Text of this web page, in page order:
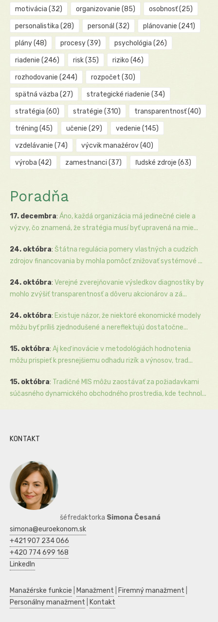
motivácia (32) organizovanie (85) osobnosť(25)
personalistika (28) personál (32) plánovanie (241)
plány(48) procesy(39) psychológia (26)
riadenie (246) risk(35) riziko (46)
rozhodovanie (244) rozpočet (30)
spätná väzba (27) strategické riadenie (34)
stratégia (60) stratégie (310) transparentnosť(40)
tréning (45) učenie (29) vedenie (145)
vzdelávanie (74) výcvik manažérov(40)
výroba (42) zamestnanci (37) ľudské zdroje (63)
Poradňa
17. decembra: Áno, každá organizácia má jedinečné ciele a
výzvy, čo znamená, že stratégia musí byť upravená na mie...
24. októbra: Štátna regulácia pomery vlastných a cudzích
zdrojov financovania by mohla pomôcť znižovať systémové ...
24. októbra: Verejné zverejňovanie výsledkov diagnostiky by
mohlo zvýšiť transparentnosť a dôveru akcionárov a zá...
24. októbra: Existuje názor, že niektoré ekonomické modely
môžu byť príliš zjednodušené a nereflektujú dostatočne...
15. októbra: Aj keď inovácie v metodológiách hodnotenia
môžu prispieť k presnejšiemu odhadu rizík a výnosov, trad...
15. októbra: Tradičné MIS môžu zaostávať za požiadavkami
súčasného dynamického obchodného prostredia, kde technol...
KONTAKT
šéfredaktorka Simona Česaná
simona@euroekonom.sk
+421 907 234 066
+420 774 699 168
LinkedIn
Manažérske funkcie Manažment Firemný manažment
Personálny manažment
Kontakt